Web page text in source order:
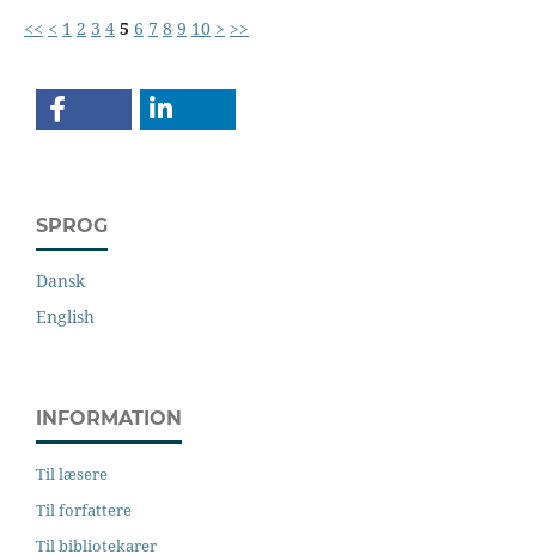
<< < 1 2 3 4 5 6 7 8 9 10 > >>
SPROG
Dansk
English
INFORMATION
Til læsere
Til forfattere
Til bibliotekarer